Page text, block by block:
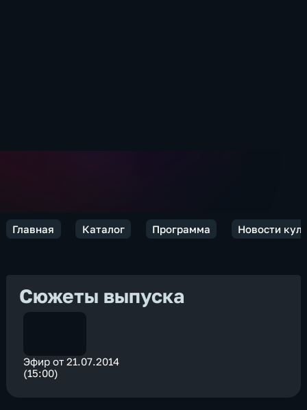
Главная Каталог Программа Новости
Сюжеты выпуска
Эфир от 21.07.2014
(15:00)